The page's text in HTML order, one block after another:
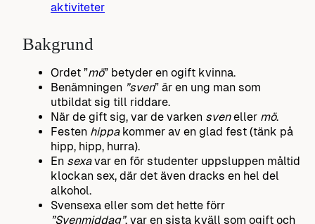
aktiviteter
Bakgrund
Ordet ”mö” betyder en ogift kvinna.
Benämningen ”sven” är en ung man som
utbildat sig till riddare.
När de gift sig, var de varken sveneller mö.
Festen hippakommer av en glad fest (tänk på
hipp, hipp, hurra).
En sexavar en för studenter uppsluppen måltid
klockan sex, där det även dracks en hel del
alkohol.
Svensexa eller som det hette förr
”Svenmiddag”, var en sista kväll som ogift och